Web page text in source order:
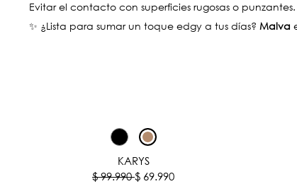
Evitar el contacto con superficies rugosas o punzantes.
✨ ¿Lista para sumar un toque edgy a tus días? Malva
KARYS
$ 99.990$ 69.990